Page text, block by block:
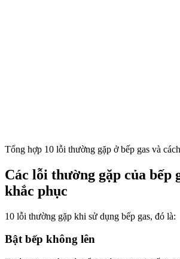
Tổng hợp 10 lỗi thường gặp ở bếp gas và
Các lỗi thường gặp của bếp
khắc phục
10 lỗi thường gặp khi sử dụng bếp gas, đó là:
Bật bếp không lên